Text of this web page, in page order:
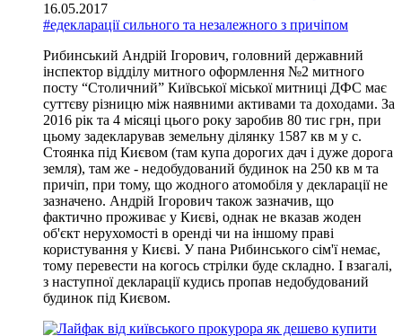
16.05.2017
#едекларації сильного та незалежного з причіпом
Рибинський Андрій Ігорович, головний державний
інспектор відділу митного оформлення №2 митного
посту “Столичний” Київської міської митниці ДФС має
суттєву різницю між наявними активами та доходами. За
2016 рік та 4 місяці цього року заробив 80 тис грн, при
цьому задекларував земельну ділянку 1587 кв м у с.
Стоянка під Києвом (там купа дорогих дач і дуже дорога
земля), там же - недобудований будинок на 250 кв м та
причіп, при тому, що жодного атомобіля у декларації не
зазначено. Андрій Ігорович також зазначив, що
фактично проживає у Києві, однак не вказав жоден
об'єкт нерухомості в оренді чи на іншому праві
користування у Києві. У пана Рибинського сім'ї немає,
тому перевести на когось стрілки буде складно. І взагалі,
з наступної декларації кудись пропав недобудований
будинок під Києвом.